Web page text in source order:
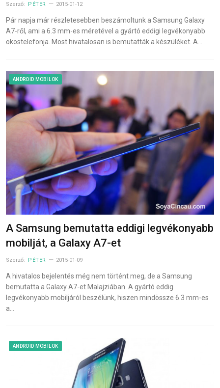
Szerző: PÉTER 2015-01-12
Pár napja már részletesebben beszámoltunk a Samsung Galaxy
A7-ről, ami a 6.3 mm-es méretével a gyártó eddigi legvékonyabb
okostelefonja. Most hivatalosan is bemutatták a készüléket. A…
ANDROID MOBILOK
A Samsung bemutatta eddigi legvékonyabb
mobilját, a Galaxy A7-et
Szerző: PÉTER 2015-01-09
A hivatalos bejelentés még nem történt meg, de a Samsung
bemutatta a Galaxy A7-et Malajziában. A gyártó eddig
legvékonyabb mobiljáról beszélünk, hiszen mindössze 6.3 mm-es
a…
ANDROID MOBILOK